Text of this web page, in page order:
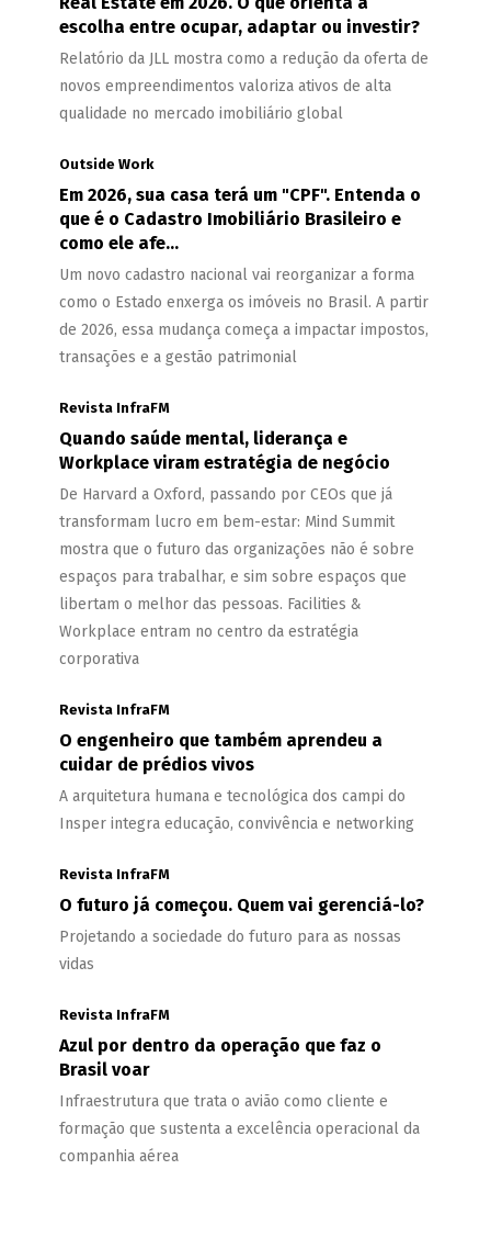
escolha entre ocupar, adaptar ou investir?
Relatório da JLL mostra como a redução da oferta de
novos empreendimentos valoriza ativos de alta
qualidade no mercado imobiliário global
Outside Work
Em 2026, sua casa terá um "CPF". Entenda o
que é o Cadastro Imobiliário Brasileiro e
como ele afe...
Um novo cadastro nacional vai reorganizar a forma
como o Estado enxerga os imóveis no Brasil. A partir
de 2026, essa mudança começa a impactar impostos,
transações e a gestão patrimonial
Revista InfraFM
Quando saúde mental, liderança e
Workplace viram estratégia de negócio
De Harvard a Oxford, passando por CEOs que já
transformam lucro em bem-estar: Mind Summit
mostra que o futuro das organizações não é sobre
espaços para trabalhar, e sim sobre espaços que
libertam o melhor das pessoas. Facilities &
Workplace entram no centro da estratégia
corporativa
Revista InfraFM
O engenheiro que também aprendeu a
cuidar de prédios vivos
A arquitetura humana e tecnológica dos campi do
Insper integra educação, convivência e networking
Revista InfraFM
O futuro já começou. Quem vai gerenciá-lo?
Projetando a sociedade do futuro para as nossas
vidas
Revista InfraFM
Azul por dentro da operação que faz o
Brasil voar
Infraestrutura que trata o avião como cliente e
formação que sustenta a excelência operacional da
companhia aérea